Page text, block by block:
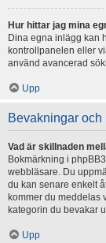
Hur hittar jag mina
Dina egna inlägg kan
kontrollpanelen eller
använd avancerad
Upp
Bevakningar och
Vad är skillnaden
Bokmärkning i
webbläsare. Du
du kan senare enkelt
kommer du meddelas
kategorin du bevakar
Upp